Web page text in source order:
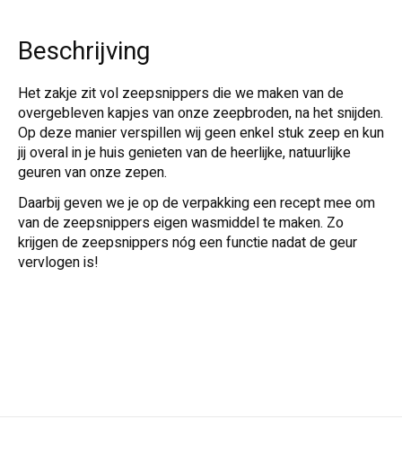
Beschrijving
Het zakje zit vol zeepsnippers die we maken van de
overgebleven kapjes van onze zeepbroden, na het snijden.
Op deze manier verspillen wij geen enkel stuk zeep en kun
jij overal in je huis genieten van de heerlijke, natuurlijke
geuren van onze zepen.
Daarbij geven we je op de verpakking een recept mee om
van de zeepsnippers eigen wasmiddel te maken. Zo
krijgen de zeepsnippers nóg een functie nadat de geur
vervlogen is!